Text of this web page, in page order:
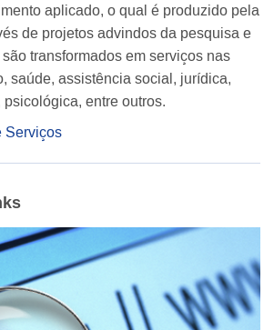
aplicado, o qual é produzido pela
de projetos advindos da pesquisa e
transformados em serviços nas
saúde, assistência social, jurídica,
entre outros.
Serviços